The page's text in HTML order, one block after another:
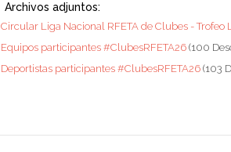
Archivos adjuntos:
Circular Liga Nacional RFETA de Clubes -
Equipos participantes #ClubesRFETA26(100
Deportistas participantes #ClubesRFETA26(103